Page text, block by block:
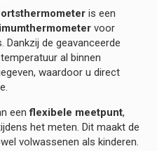
is een
voor
de geavanceerde
al binnen
waardoor u direct
eenflexibele meetpunt,
het meten. Dit maakt de
volwassenen als kinderen.